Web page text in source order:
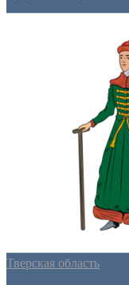
Тверская область